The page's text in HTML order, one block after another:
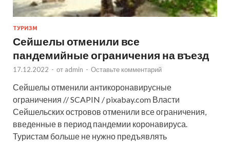
ТУРИЗМ
Сейшелы отменили все
пандемийные ограничения на въезд
17.12.2022 - от admin - Оставьте комментарий
Сейшелы отменили антикоронавирусные
ограничения // SCAPIN / pixabay.com Власти
Сейшельских островов отменили все ограничения,
введенные в период пандемии коронавируса.
Туристам больше не нужно предъявлять